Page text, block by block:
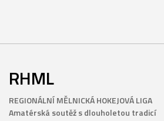
RHML
REGIONÁLNÍ MĚLNICKÁ HOKEJOVÁ LIGA
Amatérská soutěž s dlouholetou tradicí